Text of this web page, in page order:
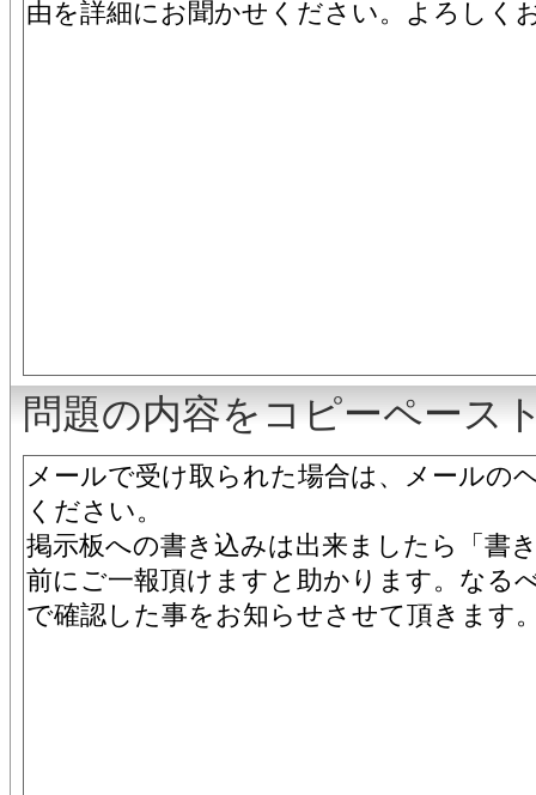
問題の内容をコピーペース